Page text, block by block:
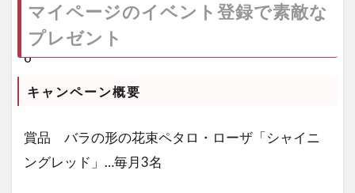
マイページのイベント登録で素敵な
プレゼント
キャンペーン概要
賞品 バラの形の花束ペタロ・ローザ「シャイニ
ングレッド」…毎月3名